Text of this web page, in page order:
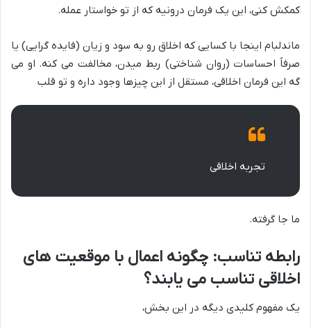
کمکش کنی، این یک فرمان درونیه که از تو خواستار عمله.
ماندلبام اینجا با کسایی که اخلاق رو به سود و زیان (فایده گرایی) یا
صرفاً احساسات (روان شناختی) ربط میدن، مخالفت می کنه. او می
گه این فرمان اخلاقی، مستقل از این چیزها وجود داره و تو قلب
تجربه اخلاقی
ما جا گرفته.
رابطه تناسب: چگونه اعمال با موقعیت های
اخلاقی تناسب می یابند؟
یک مفهوم کلیدی دیگه در این بخش،